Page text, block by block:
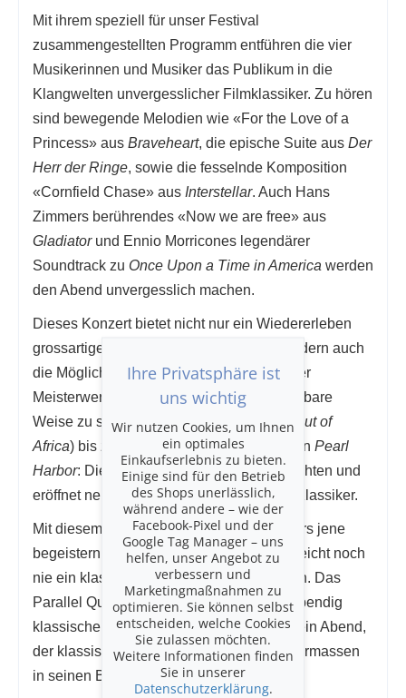
Mit ihrem speziell für unser Festival
zusammengestellten Programm entführen die vier
Musikerinnen und Musiker das Publikum in die
Klangwelten unvergesslicher Filmklassiker. Zu hören
sind bewegende Melodien wie «For the Love of a
Princess» aus Braveheart, die epische Suite aus Der
Herr der Ringe, sowie die fesselnde Komposition
«Cornfield Chase» aus Interstellar. Auch Hans
Zimmers berührendes «Now we are free» aus
Gladiator und Ennio Morricones legendärer
Soundtrack zu Once Upon a Time in America werden
den Abend unvergesslich machen.
Dieses Konzert bietet nicht nur ein Wiedererleben
grossartiger Filmszenen durch Musik, sondern auch
die Möglichkeit, die emotionale Tiefe dieser
Meisterwerke auf eine neue, ganz unmittelbare
Weise zu spüren. Von der Weite Afrikas ( Out of
Africa) bis zu den dramatischen Wellen von Pearl
Harbor: Die Musik berührt, erzählt Geschichten und
eröffnet neue Perspektiven auf bekannte Klassiker.
Mit diesem Programm wollen wir besonders jene
begeistern, die Filmmusik lieben und vielleicht noch
nie ein klassisches Konzert besucht haben. Das
Parallel Quartet zeigt, wie vielfältig und lebendig
klassische Instrumente klingen können – ein Abend,
der klassische Musik und Filmfans gleichermassen
in seinen Bann ziehen wird.
Ihre Privatsphäre ist
uns wichtig
Wir nutzen Cookies, um Ihnen
ein optimales
Einkaufserlebnis zu bieten.
Einige sind für den Betrieb
des Shops unerlässlich,
während andere – wie der
Facebook-Pixel und der
Google Tag Manager – uns
helfen, unser Angebot zu
verbessern und
Marketingmaßnahmen zu
optimieren. Sie können selbst
entscheiden, welche Cookies
Sie zulassen möchten.
Weitere Informationen finden
Sie in unserer
Datenschutzerklärung.